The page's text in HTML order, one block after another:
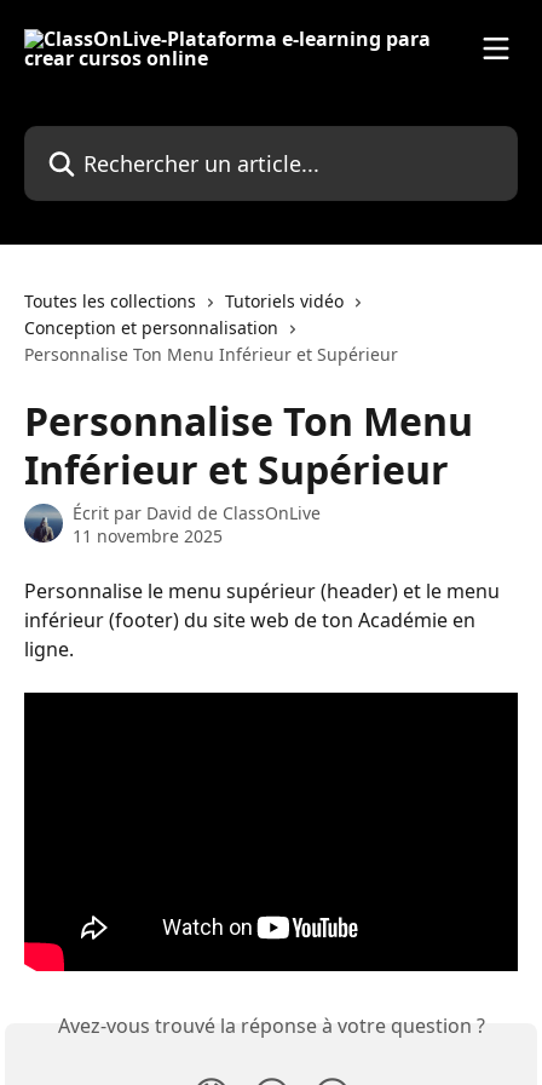
Rechercher un article...
Toutes les collections
Tutoriels vidéo
Conception et personnalisation
Personnalise Ton Menu Inférieur et Supérieur
Personnalise Ton Menu
Inférieur et Supérieur
Écrit par David de ClassOnLive
11 novembre 2025
Personnalise le menu supérieur (header) et le menu
inférieur (footer) du site web de ton Académie en
ligne.
Avez-vous trouvé la réponse à votre question ?